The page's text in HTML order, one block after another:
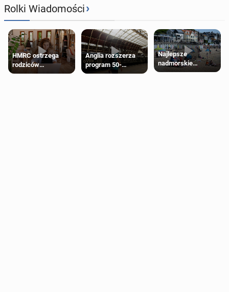
Rolki Wiadomości›
HMRC ostrzega
rodziców
pobierających Child
Anglia rozszerza
program 50-
procentowych
Najlepsze
nadmorskie
miasteczko blisko